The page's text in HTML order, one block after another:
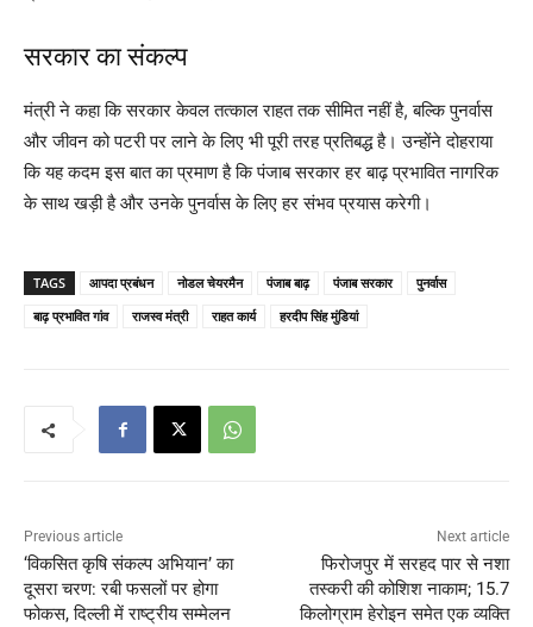
सरकार का संकल्प
मंत्री ने कहा कि सरकार केवल तत्काल राहत तक सीमित नहीं है, बल्कि पुनर्वास
और जीवन को पटरी पर लाने के लिए भी पूरी तरह प्रतिबद्ध है। उन्होंने दोहराया
कि यह कदम इस बात का प्रमाण है कि पंजाब सरकार हर बाढ़ प्रभावित नागरिक
के साथ खड़ी है और उनके पुनर्वास के लिए हर संभव प्रयास करेगी।
TAGS आपदा प्रबंधन नोडल चेयरमैन पंजाब बाढ़ पंजाब सरकार
पुनर्वास
बाढ़ प्रभावित गांव
राजस्व मंत्री राहत कार्य हरदीप सिंह मुंडियां
Previous article
‘विकसित कृषि संकल्प अभियान’ का
दूसरा चरण: रबी फसलों पर होगा
फोकस, दिल्ली में राष्ट्रीय सम्मेलन
Next article
फिरोजपुर में सरहद पार से नशा
तस्करी की कोशिश नाकाम; 15.7
किलोग्राम हेरोइन समेत एक व्यक्ति